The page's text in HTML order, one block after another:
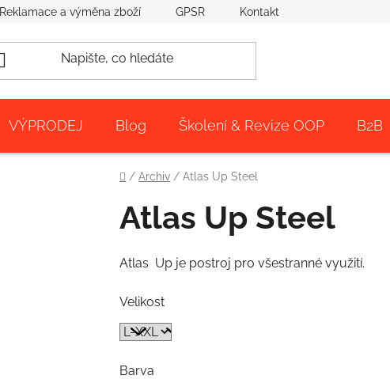
Reklamace a výměna zboží GPSR Kontakt
VÝPRODEJ Blog Školení & Revize OOP B2B
Domů
/ Archiv / Atlas Up Steel
Atlas Up Steel
Atlas Up je postroj pro všestranné využití.
Velikost
Barva